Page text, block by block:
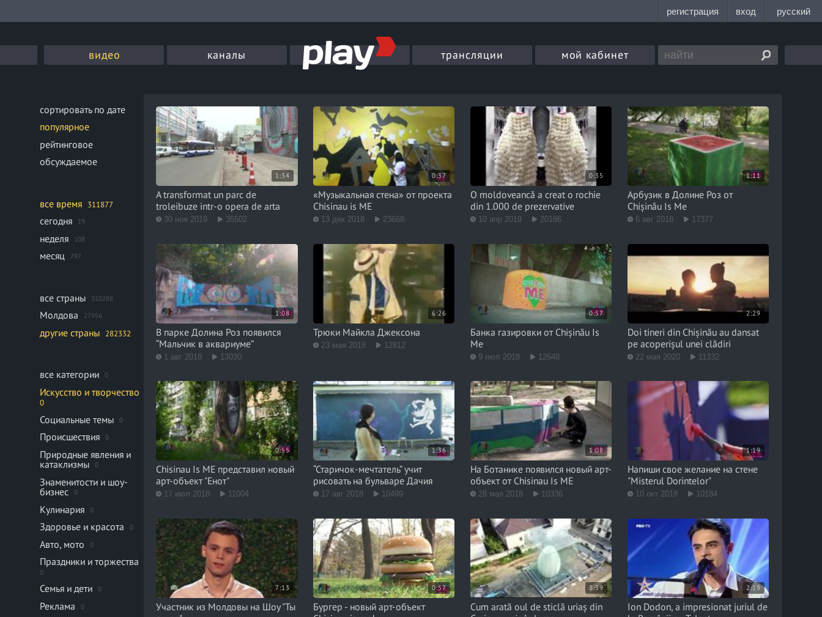
видео каналы трансляции мой кабинет
сортировать по дате
популярное
рейтинговое
обсуждаемое
все время 311877
сегодня 19
неделя 108
месяц 797
все страны 310288
Молдова 27956
другие страны 282332
все категории 0
Искусство и творчество
0
Социальные темы 0
Происшествия 0
Природные явления и
катаклизмы
0
Знаменитости и шоу-
бизнес
0
Кулинария 0
Здоровье и красота 0
Авто, мото 0
Праздники и торжества
0
Семья и дети 0
Реклама 0
1:34
A transformat un parc de
troleibuze intr-o opera de arta
30 ноя 2019 35502
0:37
«Музыкальная стена» от проекта
Chisinau is ME
13 дек 2018 23668
0:35
O moldoveancă a creat o rochie
din 1.000 de prezervative
10 апр 2019 20186
1:11
Арбузик в Долине Роз от
Chișinău Is Me
6 авг 2018 17377
1:08
В парке Долина Роз появился
“Мальчик в аквариуме”
1 авг 2018 13030
6:26
Трюки Майкла Джексона
23 мая 2018 12812
0:57
Банка газировки от Chișinău Is
Me
9 июл 2018 12648
2:29
Doi tineri din Chișinău au dansat
pe acoperișul unei clădiri
22 мая 2020 11332
0:55
Chisinau Is ME представил новый
арт-объект "Енот"
17 июл 2018 11004
1:36
“Старичок-мечтатель” учит
рисовать на бульваре Дачия
17 авг 2018 10499
1:08
На Ботанике появился новый арт-
объект от Chisinau Is ME
28 мая 2018 10336
1:19
Напиши свое желание на стене
"Misterul Dorintelor"
10 окт 2018 10184
7:13
Участник из Молдовы на Шоу "Ты
0:57
Бургер - новый арт-объект
3:39
Cum arată oul de sticlă uriaș din
2:19
Ion Dodon, a impresionat juriul de